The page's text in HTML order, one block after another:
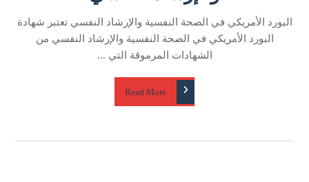
البورد الأمريكي في الصحة النفسية والإرشاد النفسي تعتبر شهادة
البورد الأمريكي في الصحة النفسية والإرشاد النفسي من
الشهادات المرموقة التي ...
Read More